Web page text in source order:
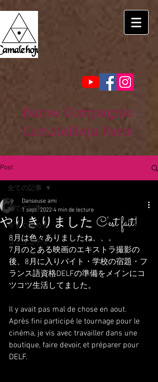
Danse Compagnie
CamaleHoju Paris
Post
全ての記事
今すぐ始める
コミュニティ
全ての記事
やりきりました C'est fait!
Danseuse ami
1 sept. 2022 4 min de lecture
8月は色々ありましたね、、。
7月のとある映画のエキストラ撮影の
後、8月に入りバイト・学校の宿題・フ
ランス語資格DELFの準備をメインにコ
ツコツ生活してました。
Il y avait pas mal de chose en aout.
Après fini participé le tournage pour le
cinéma, je vis avec travailler dans une
boutique, faire devoir, et préparer pour
DELF.